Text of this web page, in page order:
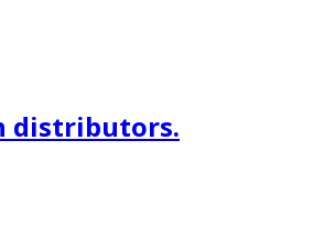
distributors.